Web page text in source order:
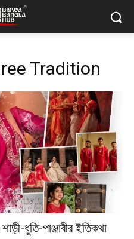
Tradition
শাড়ী-ধুতি-পাঞ্জাবীর ইতিকথা